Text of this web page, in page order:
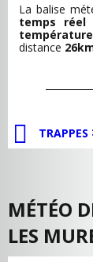
La balise
temps
température
distance
TRAPPES
MÉTÉO
LES